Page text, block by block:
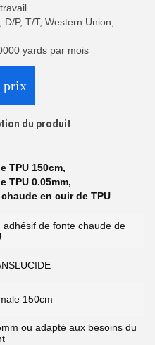
P, T/T, Western Union,
yards par mois
prix
du produit
TPU 150cm,
TPU 0.05mm,
en cuir de TPU
adhésif de fonte chaude de
150cm
ou adapté aux besoins du